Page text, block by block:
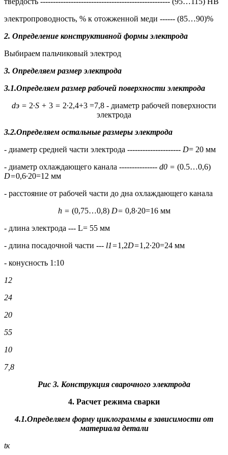
электропроводность, % к отожженной меди ------ (85…90)%
2. Определение конструктивной формы электрода
Выбираем пальчиковый электрод
3. Определяем размер электрода
3.1.Определяем размер рабочей поверхности электрода
dэ = 2∙S + 3 = 2∙2,4+3 =7,8 - диаметр рабочей поверхности
электрода
3.2.Определяем остальные размеры электрода
- диаметр средней части электрода --------------------- D= 20 мм
- диаметр охлаждающего канала --------------- d0 = (0.5…0,6)
D=0,6∙20=12 мм
- расстояние от рабочей части до дна охлаждающего канала
h= (0,75…0,8) D= 0,8∙20=16 мм
- длина электрода --- L= 55 мм
- длина посадочной части --- l1=1,2D=1,2∙20=24 мм
- конусность 1:10
12
24
20
55
10
7,8
Рис 3. Конструкция сварочного электрода
4. Расчет режима сварки
4.1.Определяем форму циклограммы в зависимости от
материала детали
tк